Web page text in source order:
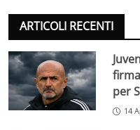
ARTICOLI RECENTI
per
14